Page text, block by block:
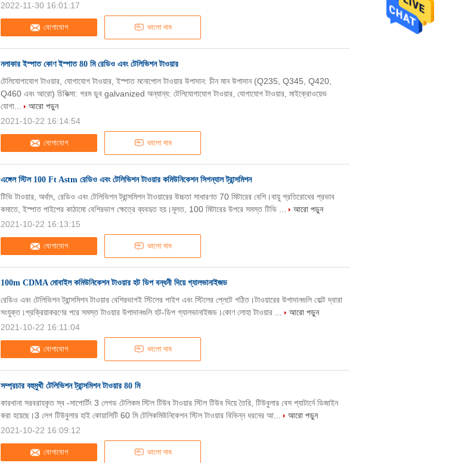
যোগাযোগ ভালো দাম
2022-11-30 16:01:17
নলাকার ইস্পাত কোণ ইস্পাত 80 মি রেডিও এবং টেলিভিশন টাওয়ার
যোগাযোগ ভালো দাম
টেলিযোগাযোগ টাওয়ার, যোগাযোগ টাওয়ার, ইস্পাত মনোপোল টাওয়ার উপাদান: চীন মান উপাদান (Q235, Q345, Q420,
Q460 এবং আরো) চিকিত্সা: গরম ডুব galvanized অন্যান্য: টেলিযোগাযোগ টাওয়ার, যোগাযোগ টাওয়ার, মাইক্রোওয়েভ
যোগা...
আরো পড়ুন
2021-10-22 16:14:54
এঙ্গেল স্টিল 100 Ft Astm রেডিও এবং টেলিভিশন টাওয়ার কমিউনিকেশন সিগন্যাল ট্রান্সমিশন
যোগাযোগ ভালো দাম
টিভি টাওয়ার, অর্থাৎ, রেডিও এবং টেলিভিশন ট্রান্সমিশন টাওয়ারের উচ্চতা সাধারণত 70 মিটারের বেশি।বায়ু প্রতিরোধের প্রভাব
কমাতে, ইস্পাত পাইপের কাঠামো বেশিরভাগ ক্ষেত্রে ব্যবহৃত হয়।মূলত, 100 মিটারের উপরে সমস্ত টিভি ...
আরো পড়ুন
2021-10-22 16:13:15
100m CDMA মোবাইল কমিউনিকেশন টাওয়ার হট ডিপ বন্ধনী দিয়ে গ্যালভানাইজড
যোগাযোগ ভালো দাম
রেডিও এবং টেলিভিশন ট্রান্সমিশন টাওয়ার বেশিরভাগই স্টিলের পাইপ এবং স্টিলের প্লেটে গঠিত।টাওয়ারের উপাদানগুলি বোল্ট দ্বারা
সংযুক্ত।প্রক্রিয়াকরণের পরে সমস্ত টাওয়ার উপাদানগুলি হট-ডিপ গ্যালভানাইজড।কোণ লোহা টাওয়ার ...
আরো পড়ুন
2021-10-22 16:11:04
সম্প্রচার বহুমুখী টেলিভিশন ট্রান্সমিশন টাওয়ার 80 মি
যোগাযোগ ভালো দাম
কারখানা সরবরাহকৃত স্ব -সাপোর্টিং 3 লেগড টেলিকম স্টিল টিউব টাওয়ার স্টিল টিউব দিয়ে তৈরি, টিউবুলার বেস প্যাটার্নে ডিজাইন
করা হয়েছে।3 লেগ টিউবুলার হাই কোয়ালিটি 60 মি টেলিকমিউনিকেশন স্টিল টাওয়ার বিভিন্ন ধরনের আ...
আরো পড়ুন
2021-10-22 16:09:12